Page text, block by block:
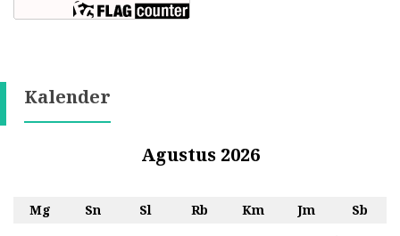
Kalender
Agustus 2026
Mg Sn Sl Rb Km Jm
Sb